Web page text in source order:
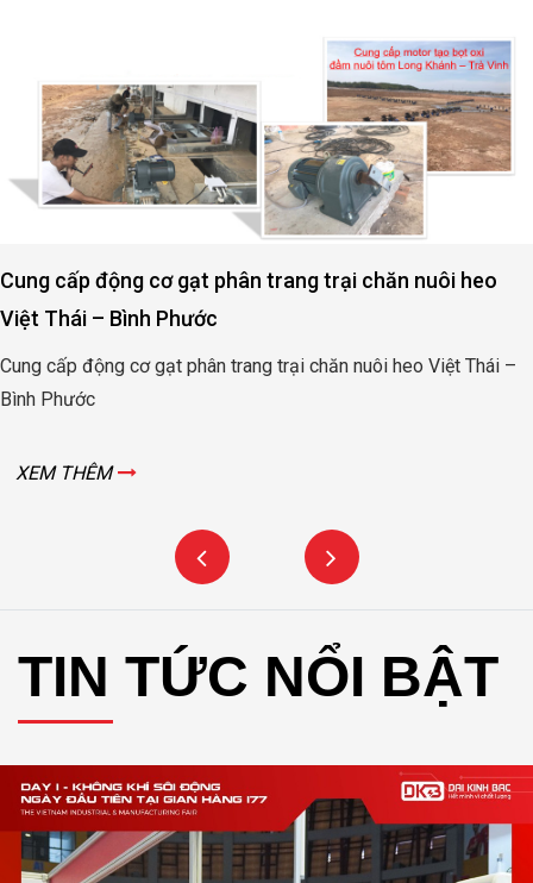
Cung cấp động cơ gạt phân trang trại chăn nuôi heo
Việt Thái – Bình Phước
Cung cấp động cơ gạt phân trang trại chăn nuôi heo Việt Thái –
Bình Phước
XEM THÊM
TIN TỨC NỔI BẬT